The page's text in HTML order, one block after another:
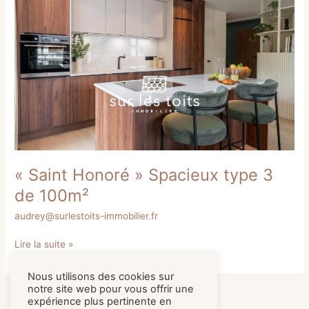
« Saint Honoré » Spacieux type 3
de 100m²
audrey@surlestoits-immobilier.fr
type
3
de
100m²
Lire la suite »
Nous utilisons des cookies sur
notre site web pour vous offrir une
expérience plus pertinente en